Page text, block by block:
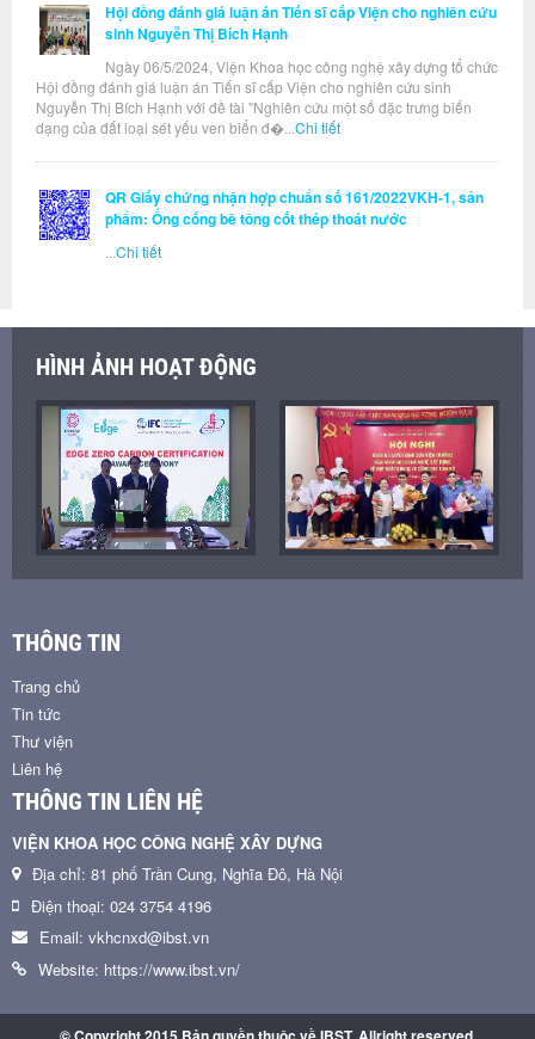
Hội đồng đánh giá luận án Tiến sĩ cấp Viện cho nghiên cứu
sinh Nguyễn Thị Bích Hạnh
Ngày 06/5/2024, Viện Khoa học công nghệ xây dựng tổ chức
Hội đồng đánh giá luận án Tiến sĩ cấp Viện cho nghiên cứu sinh
Nguyễn Thị Bích Hạnh với đề tài "Nghiên cứu một số đặc trưng biến
dạng của đất loại sét yếu ven biển đ�... Chi tiết
QR Giấy chứng nhận hợp chuẩn số 161/2022VKH-1, sản
phẩm: Ống cống bê tông cốt thép thoát nước
Chi tiết
HÌNH ẢNH HOẠT ĐỘNG
THÔNG TIN
Trang chủ
Tin tức
Thư viện
Liên hệ
THÔNG TIN LIÊN HỆ
VIỆN KHOA HỌC CÔNG NGHỆ XÂY DỰNG
Địa chỉ: 81 phố Trần Cung, Nghĩa Đô, Hà Nội
Điện thoại: 024 3754 4196
Email: vkhcnxd@ibst.vn
Website: https://www.ibst.vn/